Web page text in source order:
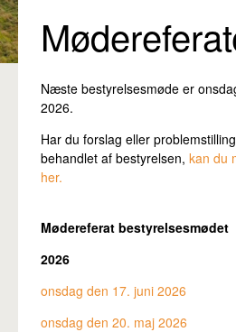
Gæster
Sporten
Den lille Kok
Næste bestyrelsesmøde er
2026.
Har du forslag eller
behandlet af bestyrelsen, kan du
her.
Mødereferat bestyrelsesmødet
2026
onsdag den 17. juni 2026
onsdag den 20. maj 2026